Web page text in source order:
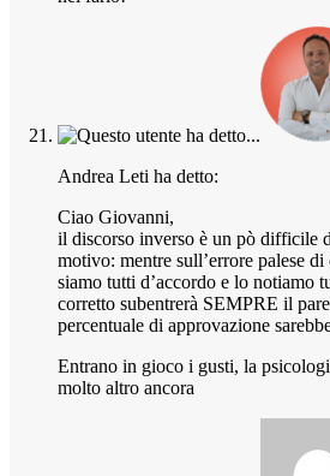
Andrea Leti ha detto:
Ciao Giovanni,
il discorso inverso è un pò difficile
motivo: mentre sull’errore palese
siamo tutti d’accordo e lo notiamo
corretto subentrerà SEMPRE il
percentuale di approvazione
Entrano in gioco i gusti, la
molto altro ancora